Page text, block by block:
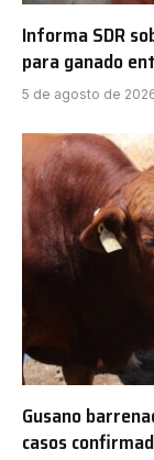
Informa SDR
para ganado
5 de agosto de
Gusano
casos